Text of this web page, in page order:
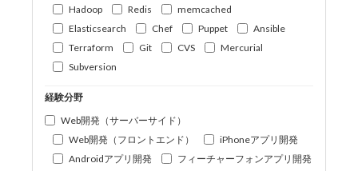
Hadoop
Redis
memcached
Elasticsearch
Chef Puppet
Ansible
Terraform
Git CVS
Mercurial
Subversion
経験分野
Web開発（サーバーサイド）
Web開発（フロントエンド）
iPhoneアプリ開発
Androidアプリ開発
フィーチャーフォンアプリ開発